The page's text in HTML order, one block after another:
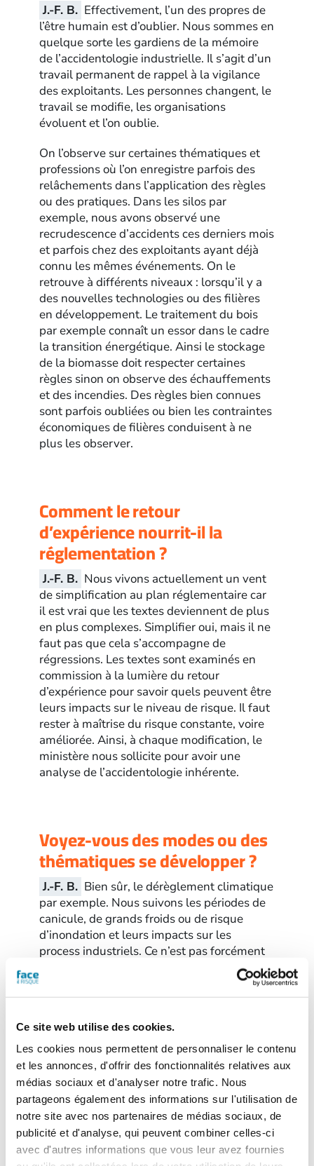
Ce site web utilise des cookies.
Les cookies nous permettent de personnaliser le contenu
et les annonces, d'offrir des fonctionnalités relatives aux
médias sociaux et d'analyser notre trafic. Nous
partageons également des informations sur l'utilisation de
notre site avec nos partenaires de médias sociaux, de
publicité et d'analyse, qui peuvent combiner celles-ci
avec d'autres informations que vous leur avez fournies
J.-F. B. Effectivement, l’un des propres de
l’être humain est d’oublier. Nous sommes en
quelque sorte les gardiens de la mémoire
de l’accidentologie industrielle. Il s’agit d’un
travail permanent de rappel à la vigilance
des exploitants. Les personnes changent, le
travail se modifie, les organisations
évoluent et l’on oublie.
On l’observe sur certaines thématiques et
professions où l’on enregistre parfois des
relâchements dans l’application des règles
ou des pratiques. Dans les silos par
exemple, nous avons observé une
recrudescence d’accidents ces derniers mois
et parfois chez des exploitants ayant déjà
connu les mêmes événements. On le
retrouve à différents niveaux : lorsqu’il y a
des nouvelles technologies ou des filières
en développement. Le traitement du bois
par exemple connaît un essor dans le cadre
la transition énergétique. Ainsi le stockage
de la biomasse doit respecter certaines
règles sinon on observe des échauffements
et des incendies. Des règles bien connues
sont parfois oubliées ou bien les contraintes
économiques de filières conduisent à ne
plus les observer.
Comment le retour
d’expérience nourrit-il la
réglementation ?
J.-F. B. Nous vivons actuellement un vent
de simplification au plan réglementaire car
il est vrai que les textes deviennent de plus
en plus complexes. Simplifier oui, mais il ne
faut pas que cela s’accompagne de
régressions. Les textes sont examinés en
commission à la lumière du retour
d’expérience pour savoir quels peuvent être
leurs impacts sur le niveau de risque. Il faut
rester à maîtrise du risque constante, voire
améliorée. Ainsi, à chaque modification, le
ministère nous sollicite pour avoir une
analyse de l’accidentologie inhérente.
Voyez-vous des modes ou des
thématiques se développer ?
J.-F. B. Bien sûr, le dérèglement climatique
par exemple. Nous suivons les périodes de
canicule, de grands froids ou de risque
d’inondation et leurs impacts sur les
process industriels. Ce n’est pas forcément
que le risque est plus grand mais il revêt
des formes différentes qui nécessitent de
s’y préparer.
Il y a également la malveillance et ses
implications. Notre analysons dans quelle
mesure une défaillance de sûreté peut
porter atteinte à la sécurité et à l’intégrité
des installations industrielles. Nous avons
été sensibilisés avec les événements de
Saint-Quentin-Fallavier et de Berre-l’Étang.
Le développement du numérique amène à